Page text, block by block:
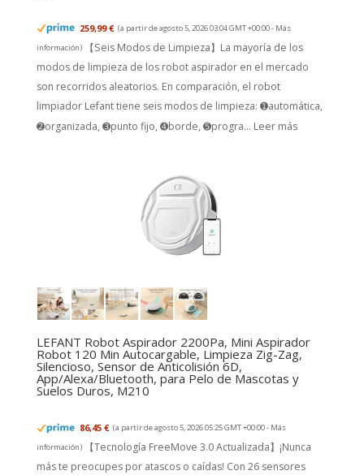
259,99 € (a partir de agosto 5, 2026 03:04 GMT +00:00 - Más
información)
【Seis Modos de Limpieza】La mayoría de los
modos de limpieza de los robot aspirador en el mercado
son recorridos aleatorios. En comparación, el robot
limpiador Lefant tiene seis modos de limpieza: ➊automática,
➋organizada, ➌punto fijo, ➍borde, ➎progra... Leer más
LEFANT Robot Aspirador 2200Pa, Mini Aspirador
Robot 120 Min Autocargable, Limpieza Zig-Zag,
Silencioso, Sensor de Anticolisión 6D,
App/Alexa/Bluetooth, para Pelo de Mascotas y
Suelos Duros, M210
86,45 € (a partir de agosto 5, 2026 05:25 GMT +00:00 - Más
información)
【Tecnología FreeMove 3.0 Actualizada】¡Nunca
más te preocupes por atascos o caídas! Con 26 sensores